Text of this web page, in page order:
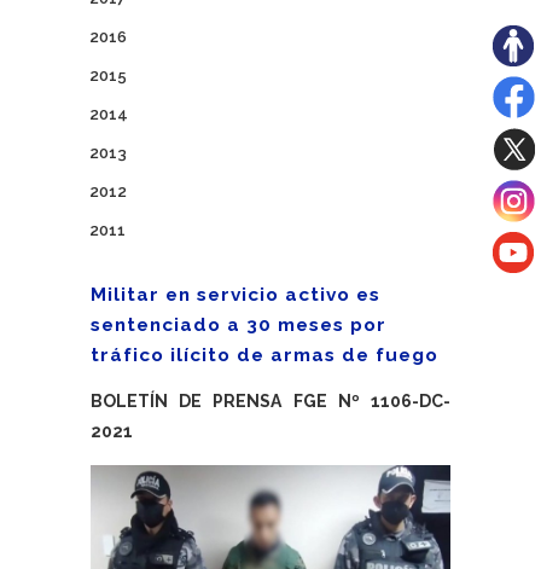
2016
2015
2014
2013
2012
2011
Militar en servicio activo es
sentenciado a 30 meses por
tráfico ilícito de armas de fuego
BOLETÍN DE PRENSA FGE Nº 1106-DC-
2021